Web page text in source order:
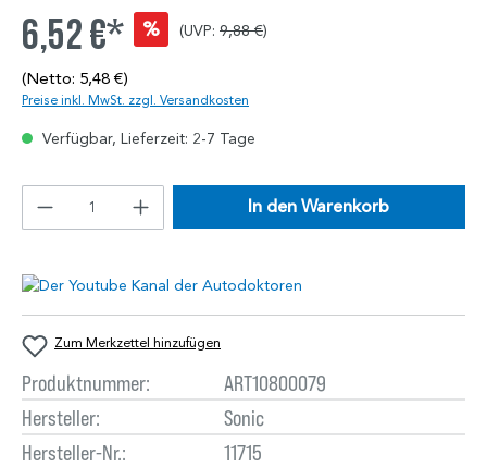
6,52 €* % (UVP: 9,88 €)
(Netto: 5,48 €)
Preise inkl. MwSt. zzgl. Versandkosten
Verfügbar, Lieferzeit: 2-7 Tage
In den Warenkorb
Zum Merkzettel hinzufügen
Produktnummer:
ART10800079
Hersteller:
Sonic
Hersteller-Nr.:
11715